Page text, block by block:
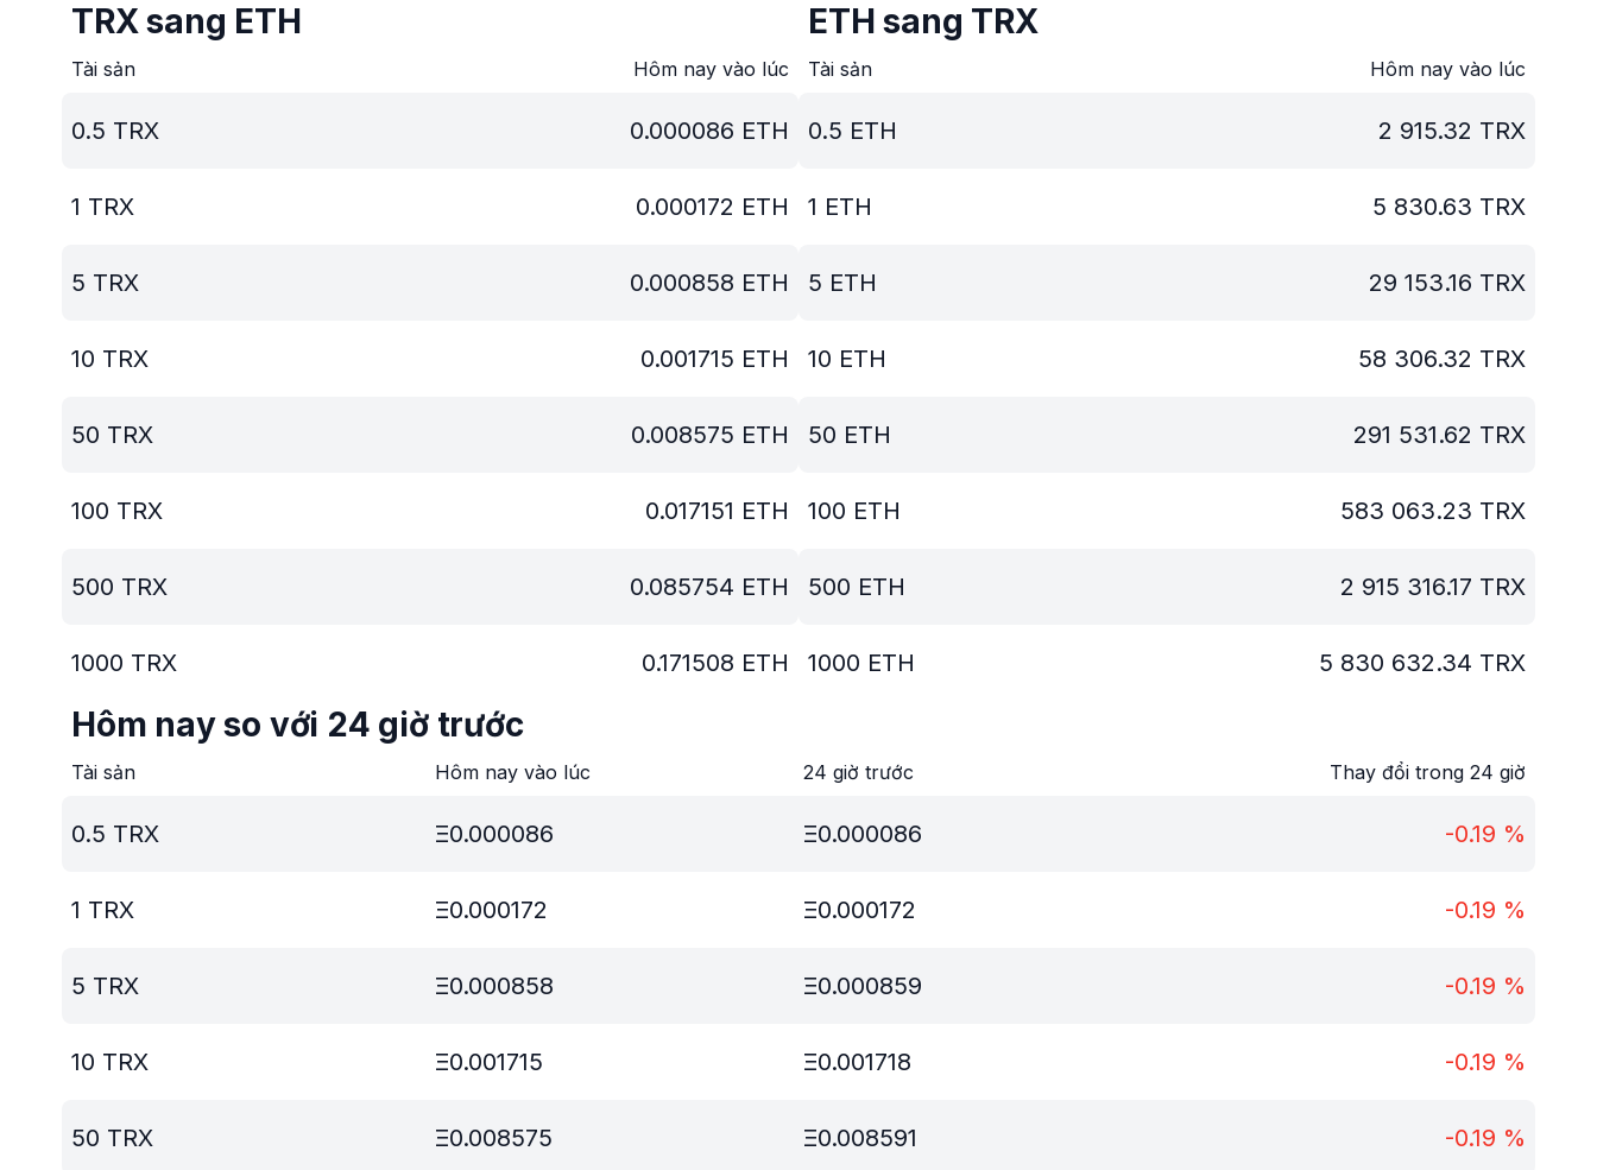
TRX sang ETH
Tài sản Hôm nay vào lúc
0.5 TRX 0.000086 ETH
1 TRX 0.000172 ETH
5 TRX 0.000858 ETH
10 TRX 0.001715 ETH
50 TRX 0.008575 ETH
100 TRX 0.017151 ETH
500 TRX 0.085754 ETH
1000 TRX 0.171508 ETH
ETH sang TRX
Tài sản Hôm nay vào lúc
0.5 ETH 2 915.32 TRX
1 ETH 5 830.63 TRX
5 ETH 29 153.16 TRX
10 ETH 58 306.32 TRX
50 ETH 291 531.62 TRX
100 ETH 583 063.23 TRX
500 ETH 2 915 316.17 TRX
1000 ETH 5 830 632.34 TRX
Hôm nay so với 24 giờ trước
Tài sản Hôm nay vào lúc 24 giờ trước Thay đổi trong 24 giờ
0.5 TRX Ξ0.000086 Ξ0.000086 -0.19 %
1 TRX Ξ0.000172 Ξ0.000172 -0.19 %
5 TRX Ξ0.000858 Ξ0.000859 -0.19 %
10 TRX Ξ0.001715 Ξ0.001718 -0.19 %
50 TRX Ξ0.008575 Ξ0.008591 -0.19 %